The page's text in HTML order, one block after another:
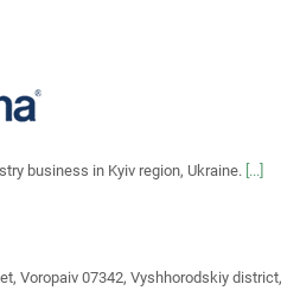
business in Kyiv region, Ukraine. [...]
Voropaiv 07342, Vyshhorodskiy district,